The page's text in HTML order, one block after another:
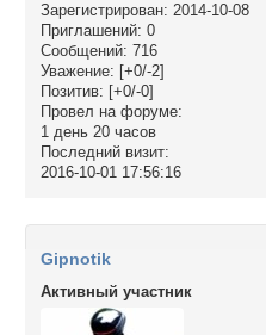
Зарегистрирован: 2014-10-08
Приглашений: 0
Сообщений: 716
Уважение: [+0/-2]
Позитив: [+0/-0]
Провел на форуме:
1 день 20 часов
Последний визит:
2016-10-01 17:56:16
Gipnotik
Активный участник